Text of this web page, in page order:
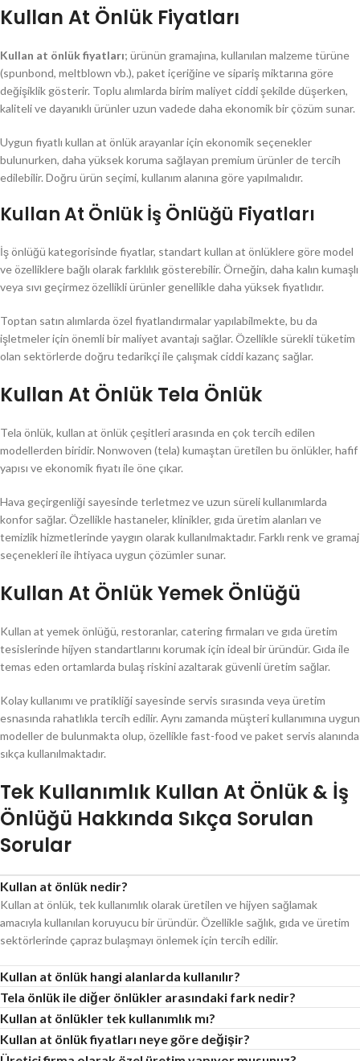
Kullan At Önlük Fiyatları
Kullan at önlük fiyatları; ürünün gramajına, kullanılan malzeme türüne
(spunbond, meltblown vb.), paket içeriğine ve sipariş miktarına göre
değişiklik gösterir. Toplu alımlarda birim maliyet ciddi şekilde düşerken,
kaliteli ve dayanıklı ürünler uzun vadede daha ekonomik bir çözüm sunar.
Uygun fiyatlı kullan at önlük arayanlar için ekonomik seçenekler
bulunurken, daha yüksek koruma sağlayan premium ürünler de tercih
edilebilir. Doğru ürün seçimi, kullanım alanına göre yapılmalıdır.
Kullan At Önlük İş Önlüğü Fiyatları
İş önlüğü kategorisinde fiyatlar, standart kullan at önlüklere göre model
ve özelliklere bağlı olarak farklılık gösterebilir. Örneğin, daha kalın kumaşlı
veya sıvı geçirmez özellikli ürünler genellikle daha yüksek fiyatlıdır.
Toptan satın alımlarda özel fiyatlandırmalar yapılabilmekte, bu da
işletmeler için önemli bir maliyet avantajı sağlar. Özellikle sürekli tüketim
olan sektörlerde doğru tedarikçi ile çalışmak ciddi kazanç sağlar.
Kullan At Önlük Tela Önlük
Tela önlük, kullan at önlük çeşitleri arasında en çok tercih edilen
modellerden biridir. Nonwoven (tela) kumaştan üretilen bu önlükler, hafif
yapısı ve ekonomik fiyatı ile öne çıkar.
Hava geçirgenliği sayesinde terletmez ve uzun süreli kullanımlarda
konfor sağlar. Özellikle hastaneler, klinikler, gıda üretim alanları ve
temizlik hizmetlerinde yaygın olarak kullanılmaktadır. Farklı renk ve gramaj
seçenekleri ile ihtiyaca uygun çözümler sunar.
Kullan At Önlük Yemek Önlüğü
Kullan at yemek önlüğü, restoranlar, catering firmaları ve gıda üretim
tesislerinde hijyen standartlarını korumak için ideal bir üründür. Gıda ile
temas eden ortamlarda bulaş riskini azaltarak güvenli üretim sağlar.
Kolay kullanımı ve pratikliği sayesinde servis sırasında veya üretim
esnasında rahatlıkla tercih edilir. Aynı zamanda müşteri kullanımına uygun
modeller de bulunmakta olup, özellikle fast-food ve paket servis alanında
sıkça kullanılmaktadır.
Tek Kullanımlık Kullan At Önlük & İş
Önlüğü Hakkında Sıkça Sorulan
Sorular
Kullan at önlük nedir?
Kullan at önlük, tek kullanımlık olarak üretilen ve hijyen sağlamak
amacıyla kullanılan koruyucu bir üründür. Özellikle sağlık, gıda ve üretim
sektörlerinde çapraz bulaşmayı önlemek için tercih edilir.
Kullan at önlük hangi alanlarda kullanılır?
Tela önlük ile diğer önlükler arasındaki fark nedir?
Kullan at önlükler tek kullanımlık mı?
Kullan at önlük fiyatları neye göre değişir?